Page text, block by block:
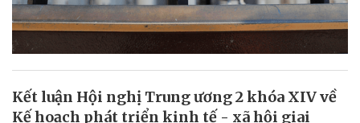
Kết luận Hội nghị Trung ương 2 khóa XIV về
Kế hoạch phát triển kinh tế - xã hội giai